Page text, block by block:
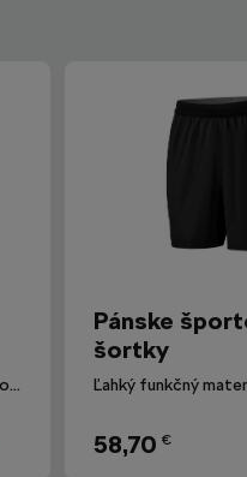
S technológiou dryCELL spoľahlivo odvádzajú vlhkosť od tela.
Pánske
šortky
58,70 €